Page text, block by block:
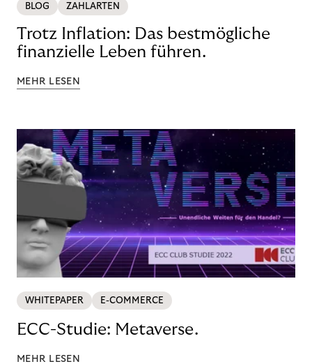
BLOG ZAHLARTEN
Trotz Inflation: Das bestmögliche
finanzielle Leben führen.
MEHR LESEN
WHITEPAPER E-COMMERCE
ECC-Studie: Metaverse.
MEHR LESEN